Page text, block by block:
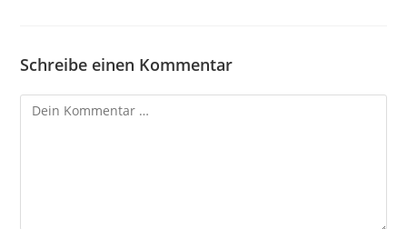
Schreibe einen Kommentar